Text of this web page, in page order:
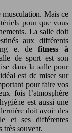
musculation. Mais ce
pour que vous
La salle doit
aux différents
et de fitness à
de sport est son
dans la salle pour
est de miser sur
pour faire vos
fois l’atmosphère
est aussi une
doit avoir des
et ses différentes
très souvent.